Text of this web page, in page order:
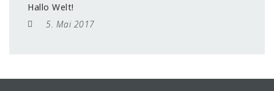
Hallo Welt!
5. Mai 2017